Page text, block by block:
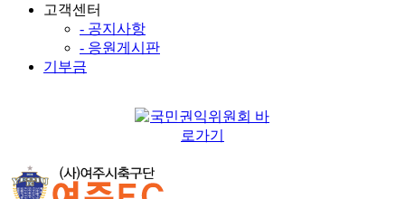
고객센터
- 공지사항
- 응원게시판
기부금